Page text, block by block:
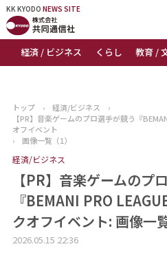
KK KYODO NEWS SITE
経済 / ビジネス くらし 教育 /
KK KYODONEWS SITE
トップページ
ニュース
おすすめコンテンツ
出版物
会社概要
トップ › 経済/ビジネス
›
【PR】音楽ゲームのプロ選手が競う『
オフイベント
›
画像一覧（1）
経済/ビジネス
【PR】音楽ゲームのプ
『BEMANI PRO
クオフイベント: 画像一
2026.05.15 22:36